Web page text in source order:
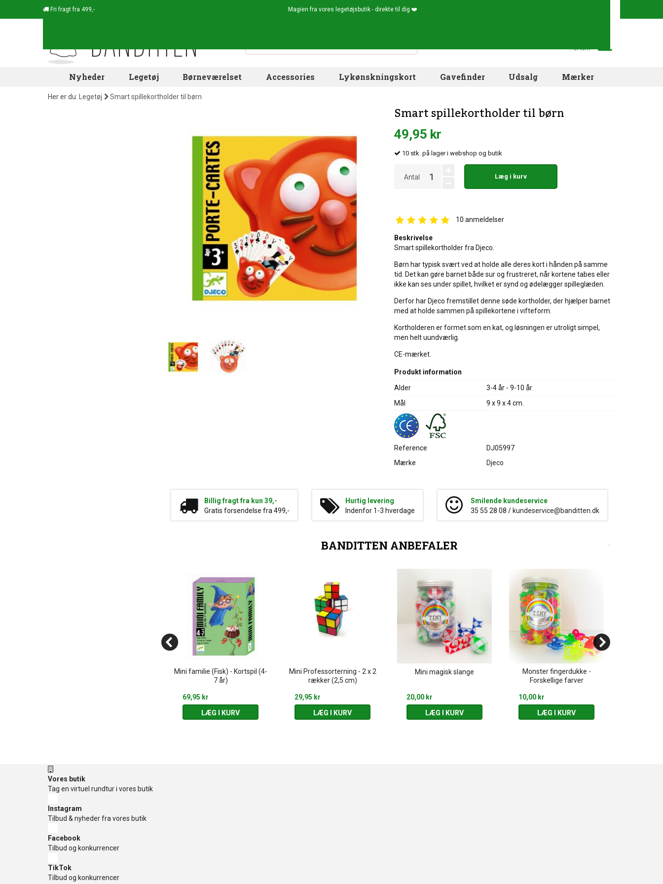
Fri fragt fra 499,- Magien fra vores legetøjsbutik - direkte til dig ❤️
.. er tom
Nyheder Legetøj Børneværelset Accessories Lykønskningskort Gavefinder Udsalg Mærker
Her er du: Legetøj Smart spillekortholder til børn
Smart spillekortholder til børn
49,95 kr
10 stk. på lager i webshop og butik
Antal Læg i kurv
10 anmeldelser
Beskrivelse
Smart spillekortholder fra Djeco.
Børn har typisk svært ved at holde alle deres kort i hånden på samme
tid. Det kan gøre barnet både sur og frustreret, når kortene tabes eller
ikke kan ses under spillet, hvilket er synd og ødelægger spilleglæden.
Derfor har Djeco fremstillet denne søde kortholder, der hjælper barnet
med at holde sammen på spillekortene i vifteform.
Kortholderen er formet som en kat, og løsningen er utroligt simpel,
men helt uundværlig.
CE-mærket.
Produkt information
Alder
3-4 år - 9-10 år
Mål
9 x 9 x 4 cm.
Reference
DJ05997
Mærke
Djeco
Billig fragt fra kun 39,-
Gratis forsendelse fra 499,-
Hurtig levering
Indenfor 1-3 hverdage
Smilende kundeservice
35 55 28 08 / kundeservice@banditten.dk
BANDITTEN ANBEFALER
Mini familie (Fisk) - Kortspil (4-
7 år)
69,95 kr
LÆG I KURV
Mini Professorterning - 2 x 2
rækker (2,5 cm)
29,95 kr
LÆG I KURV
Mini magisk slange
20,00 kr
LÆG I KURV
Monster fingerdukke -
Forskellige farver
10,00 kr
LÆG I KURV
Vores butik
Tag en virtuel rundtur i vores butik
Instagram
Tilbud & nyheder fra vores butik
Facebook
Tilbud og konkurrencer
TikTok
Tilbud og konkurrencer